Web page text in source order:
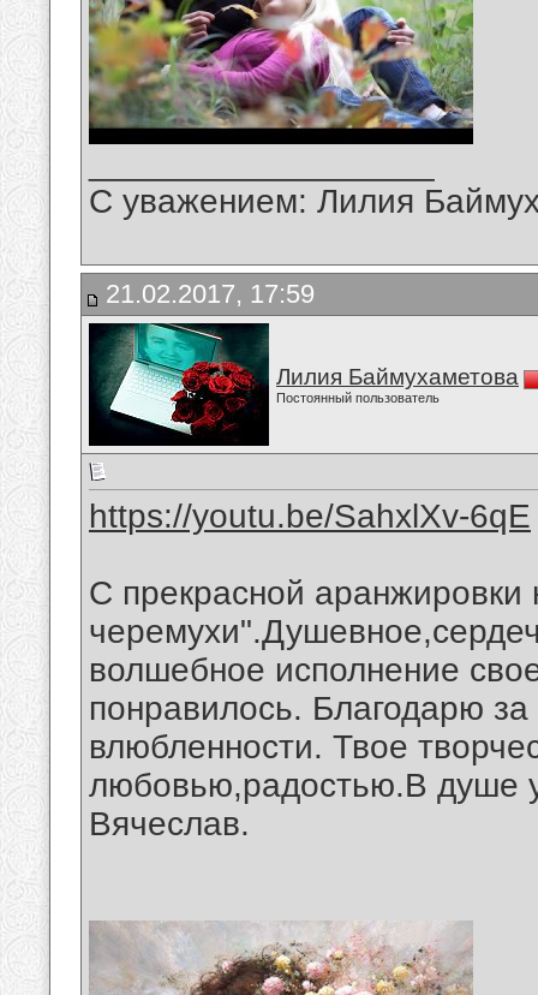
С уважением: Лилия
21.02.2017, 17:59
Лилия Баймухаметова
Постоянный пользователь
https://youtu.be/SahxlXv-6qE
С прекрасной аранжировки
волшебное исполнение
понравилось. Благодарю
влюбленности. Твое
любовью,радостью.В душе
Вячеслав.